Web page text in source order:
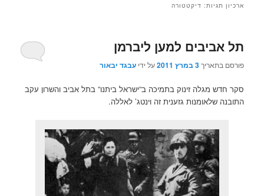
ארכיון תגיות: דיקטטורה
תל אביבים למען ליברמן
פורסם בתאריך3 במרץ 2011 על ידיעבגד יבאור
סקר חדש מגלה זינוק בתמיכה ב”ישראל ביתנו” בתל אביב והשרון עקב
התובנה שלאומנות גזענית זה וינטג’ לאללה.